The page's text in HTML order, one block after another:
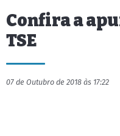
Confira a
TSE
07 de Outubro de 2018 às 17:22